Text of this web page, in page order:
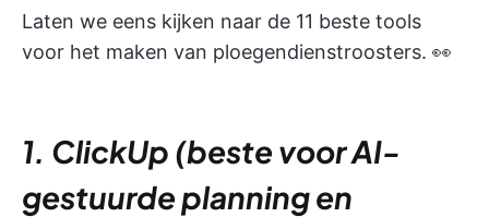
Laten we eens kijken naar de 11 beste tools
voor het maken van ploegendienstroosters. 👀
1. ClickUp (beste voor AI-
gestuurde planning en